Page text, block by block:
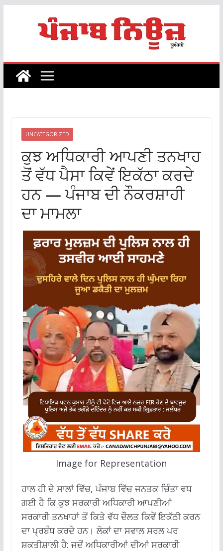
UNCATEGORIZED
ਕੁਝ ਅਧਿਕਾਰੀ ਆਪਣੀ ਤਨਖਾਹ
ਤੋਂ ਵੱਧ ਪੈਸਾ ਕਿਵੇਂ ਇਕੱਠਾ ਕਰਦੇ
ਹਨ — ਪੰਜਾਬ ਦੀ ਨੌਕਰਸ਼ਾਹੀ
ਦਾ ਮਾਮਲਾ
Image for Representation
ਹਾਲ ਹੀ ਦੇ ਸਾਲਾਂ ਵਿੱਚ, ਪੰਜਾਬ ਵਿੱਚ ਜਨਤਕ ਚਿੰਤਾ ਵਧ
ਗਈ ਹੈ ਕਿ ਕੁਝ ਸਰਕਾਰੀ ਅਧਿਕਾਰੀ ਆਪਣੀਆਂ
ਸਰਕਾਰੀ ਤਨਖਾਹਾਂ ਤੋਂ ਕਿਤੇ ਵੱਧ ਦੌਲਤ ਕਿਵੇਂ ਇਕੱਠੀ ਕਰਨ
ਦਾ ਪ੍ਰਬੰਧ ਕਰਦੇ ਹਨ। ਲੋਕਾਂ ਦਾ ਸਵਾਲ ਸਰਲ ਪਰ
ਸ਼ਕਤੀਸ਼ਾਲੀ ਹੈ: ਜਦੋਂ ਅਧਿਕਾਰੀਆਂ ਦੀਆਂ ਸਰਕਾਰੀ